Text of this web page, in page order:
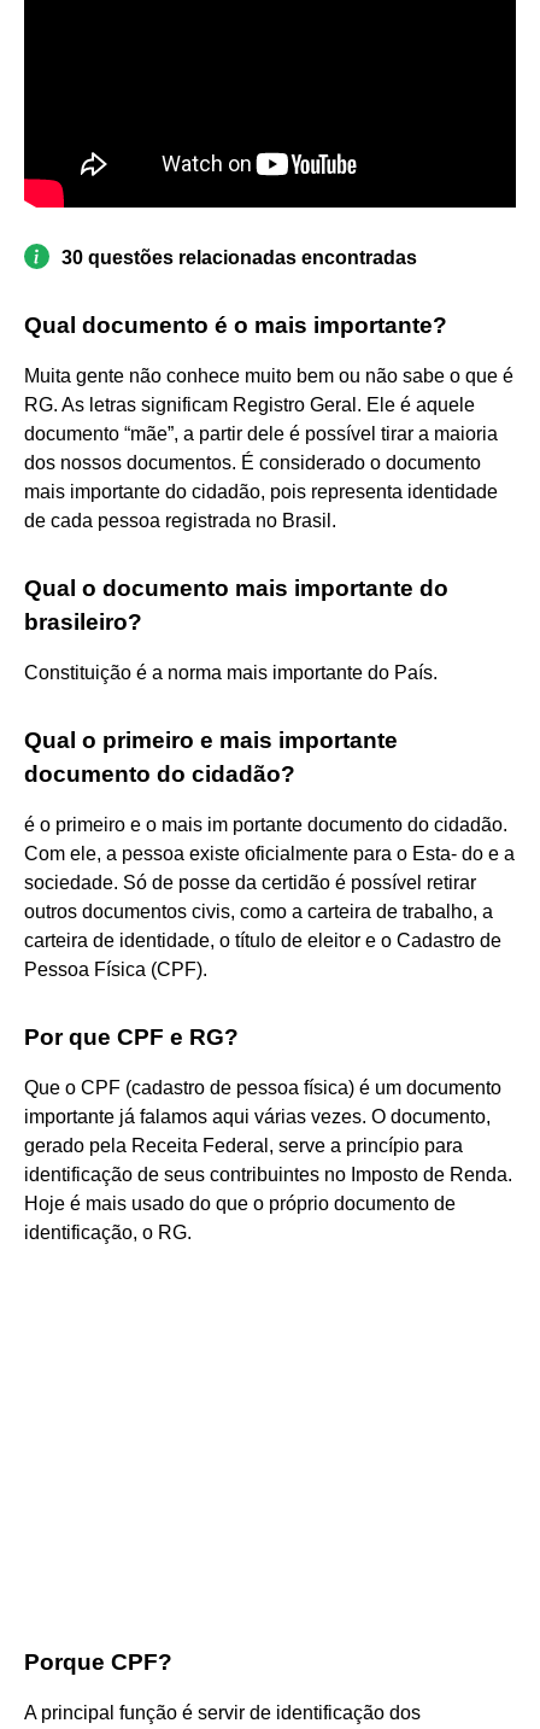
30 questões relacionadas encontradas
Qual documento é o mais importante?
Muita gente não conhece muito bem ou não sabe o que é
RG. As letras significam Registro Geral. Ele é aquele
documento “mãe”, a partir dele é possível tirar a maioria
dos nossos documentos. É considerado o documento
mais importante do cidadão, pois representa identidade
de cada pessoa registrada no Brasil.
Qual o documento mais importante do
brasileiro?
Constituição é a norma mais importante do País.
Qual o primeiro e mais importante
documento do cidadão?
é o primeiro e o mais im portante documento do cidadão.
Com ele, a pessoa existe oficialmente para o Esta- do e a
sociedade. Só de posse da certidão é possível retirar
outros documentos civis, como a carteira de trabalho, a
carteira de identidade, o título de eleitor e o Cadastro de
Pessoa Física (CPF).
Por que CPF e RG?
Que o CPF (cadastro de pessoa física) é um documento
importante já falamos aqui várias vezes. O documento,
gerado pela Receita Federal, serve a princípio para
identificação de seus contribuintes no Imposto de Renda.
Hoje é mais usado do que o próprio documento de
identificação, o RG.
Porque CPF?
A principal função é servir de identificação dos